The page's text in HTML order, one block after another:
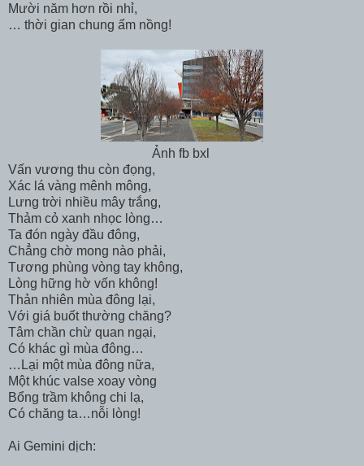
Mười năm hơn rồi nhỉ,
… thời gian chung ấm nồng!
Ảnh fb bxl
Vấn vương thu còn đọng,
Xác lá vàng mênh mông,
Lưng trời nhiều mây trắng,
Thảm cỏ xanh nhọc lòng…
Ta đón ngày đầu đông,
Chẳng chờ mong nào phải,
Tương phùng vòng tay không,
Lòng hững hờ vốn không!
Thản nhiên mùa đông lại,
Với giá buốt thường chăng?
Tâm chần chừ quan ngại,
Có khác gì mùa đông…
…Lại một mùa đông nữa,
Một khúc valse xoay vòng
Bổng trầm không chi lạ,
Có chăng ta…nỗi lòng!
Ai Gemini dịch: